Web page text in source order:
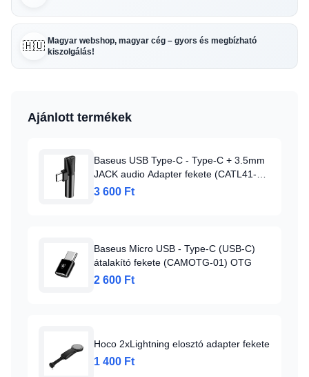
🇭🇺 Magyar webshop, magyar cég – gyors és megbízható
kiszolgálás!
Ajánlott termékek
Baseus USB Type-C - Type-C + 3.5mm
JACK audio Adapter fekete (CATL41-
01)
3 600 Ft
Baseus Micro USB - Type-C (USB-C)
átalakító fekete (CAMOTG-01) OTG
2 600 Ft
Hoco 2xLightning elosztó adapter fekete
1 400 Ft